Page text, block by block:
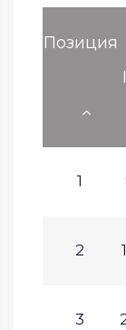
Позиция
1
2
3